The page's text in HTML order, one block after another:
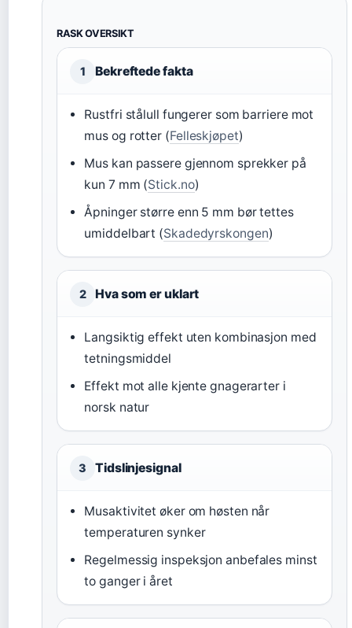
RASK OVERSIKT
1 Bekreftede fakta
Rustfri stålull fungerer som barriere mot
mus og rotter (Felleskjøpet)
Mus kan passere gjennom sprekker på
kun 7 mm (Stick.no)
Åpninger større enn 5 mm bør tettes
umiddelbart (Skadedyrskongen)
2 Hva som er uklart
Langsiktig effekt uten kombinasjon med
tetningsmiddel
Effekt mot alle kjente gnagerarter i
norsk natur
3 Tidslinjesignal
Musaktivitet øker om høsten når
temperaturen synker
Regelmessig inspeksjon anbefales minst
to ganger i året